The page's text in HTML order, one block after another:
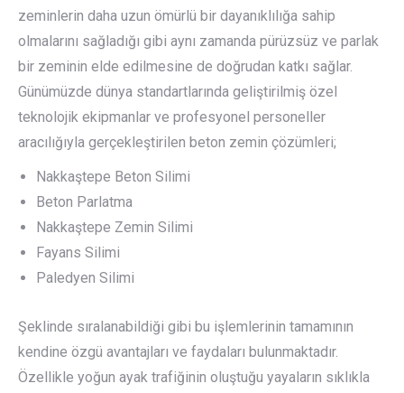
zeminlerin daha uzun ömürlü bir dayanıklılığa sahip
olmalarını sağladığı gibi aynı zamanda pürüzsüz ve parlak
bir zeminin elde edilmesine de doğrudan katkı sağlar.
Günümüzde dünya standartlarında geliştirilmiş özel
teknolojik ekipmanlar ve profesyonel personeller
aracılığıyla gerçekleştirilen beton zemin çözümleri;
Nakkaştepe Beton Silimi
Beton Parlatma
Nakkaştepe Zemin Silimi
Fayans Silimi
Paledyen Silimi
Şeklinde sıralanabildiği gibi bu işlemlerinin tamamının
kendine özgü avantajları ve faydaları bulunmaktadır.
Özellikle yoğun ayak trafiğinin oluştuğu yayaların sıklıkla